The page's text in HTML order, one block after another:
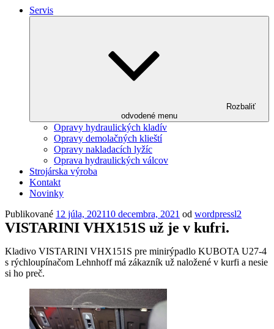
Servis
Rozbaliť
odvodené menu
Opravy hydraulických kladív
Opravy demolačných klieští
Opravy nakladacích lyžíc
Oprava hydraulických válcov
Strojárska výroba
Kontakt
Novinky
Publikované 12 júla, 202110 decembra, 2021 od wordpressl2
VISTARINI VHX151S už je v kufri.
Kladivo VISTARINI VHX151S pre minirýpadlo KUBOTA U27-4
s rýchloupínačom Lehnhoff má zákazník už naložené v kurfi a nesie
si ho preč.